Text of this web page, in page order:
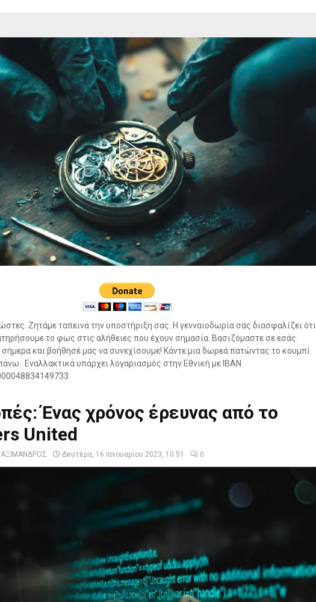
Ζητάμε ταπεινά την υποστήριξη σας. Η γενναιοδωρία σας διασφαλίζει ότι
το φως στις αλήθειες που έχουν σημασία. Βασιζόμαστε σε εσάς.
και βοήθησέ μας να συνεχίσουμε! Κάντε μια δωρεά πατώντας το κουμπί
Εναλλακτικά υπάρχει λογαριασμός στην Εθνική με IBAN
Ένας χρόνος έρευνας από το
United
Δευτέρα, 16 Ιανουαρίου 2023, 10:51 0